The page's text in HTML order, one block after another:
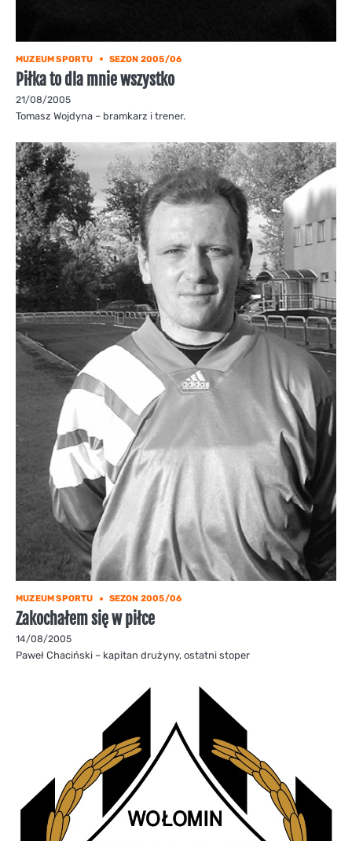
MUZEUM SPORTU SEZON 2005/06
Piłka to dla mnie wszystko
21/08/2005
Tomasz Wojdyna – bramkarz i trener.
MUZEUM SPORTU SEZON 2005/06
Zakochałem się w piłce
14/08/2005
Paweł Chaciński – kapitan drużyny, ostatni stoper